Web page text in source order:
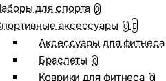
для спорта 0
аксессуары 0
Аксессуары для фитнеса
Браслеты 0
Коврики для фитнеса 0